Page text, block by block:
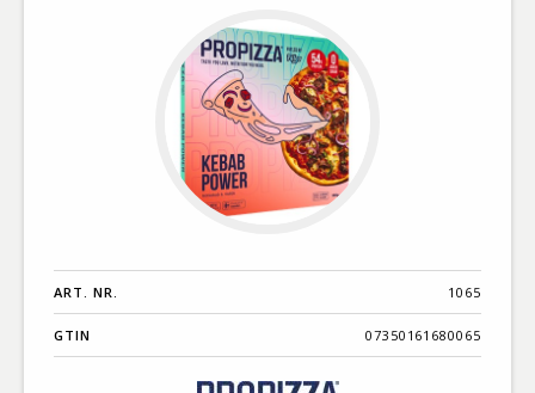
ART. NR. 1065
GTIN 07350161680065